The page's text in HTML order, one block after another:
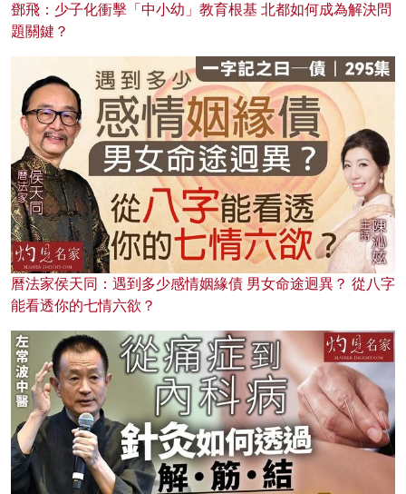
鄧飛：少子化衝擊「中小幼」教育根基 北都如何成為解決問
題關鍵？
曆法家侯天同：遇到多少感情姻緣債 男女命途迥異？ 從八字
能看透你的七情六欲？